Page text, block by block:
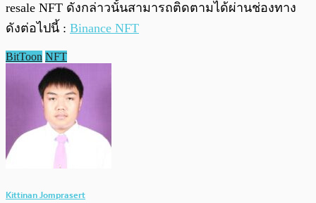
resale NFT ดังกล่าวนั้นสามารถติดตามได้ผ่านช่องทาง
ดังต่อไปนี้ : Binance NFT
BitToon NFT
Kittinan Jomprasert